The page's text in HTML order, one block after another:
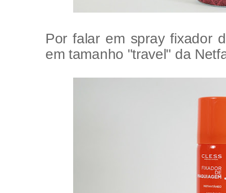
Por falar em spray fixador
em tamanho "travel" da